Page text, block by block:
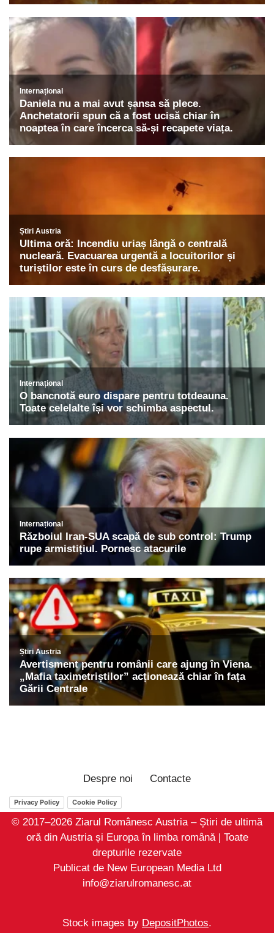
Despre noi Contacte
Privacy Policy Cookie Policy
© 2017–2026 Ziarul Românesc Austria – Știri de ultimă
oră din Austria și Europa în limba română | Toate
drepturile rezervate
Publicat de New European Media Ltd
info@ziarulromanesc.at
Stock images by DepositPhotos.